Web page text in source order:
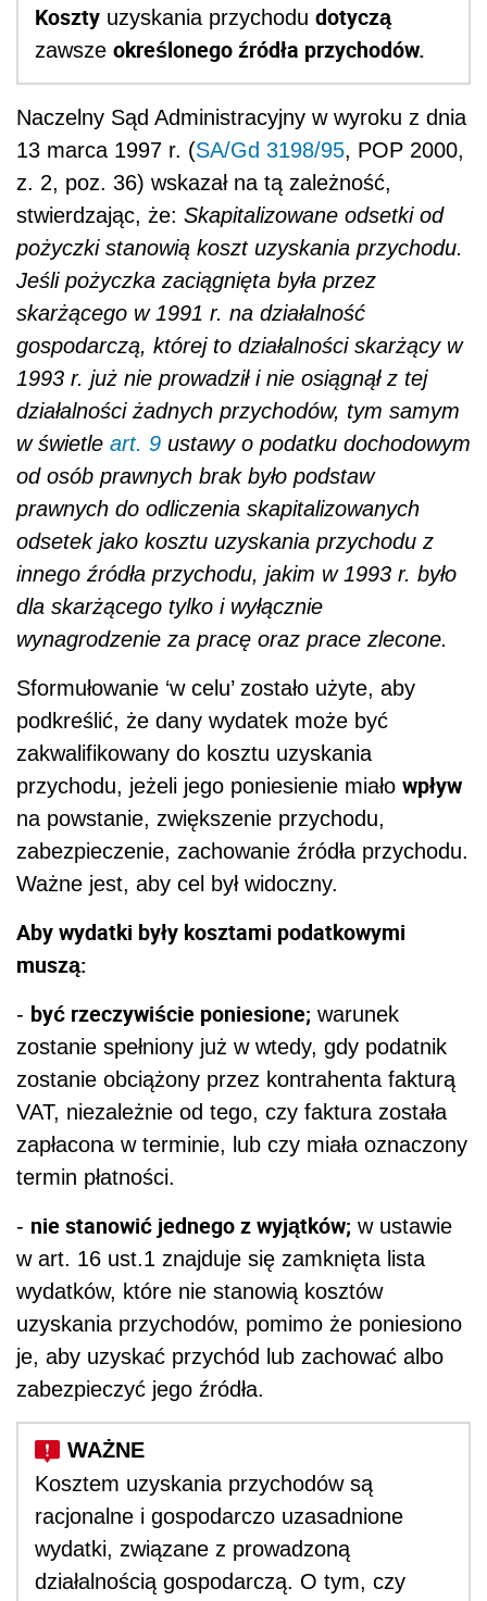
Koszty uzyskania przychodu dotyczą
zawsze określonego źródła przychodów.
Naczelny Sąd Administracyjny w wyroku z dnia
13 marca 1997 r. (SA/Gd 3198/95, POP 2000,
z. 2, poz. 36) wskazał na tą zależność,
stwierdzając, że: Skapitalizowane odsetki od
pożyczki stanowią koszt uzyskania przychodu.
Jeśli pożyczka zaciągnięta była przez
skarżącego w 1991 r. na działalność
gospodarczą, której to działalności skarżący w
1993 r. już nie prowadził i nie osiągnął z tej
działalności żadnych przychodów, tym samym
w świetle art. 9 ustawy o podatku dochodowym
od osób prawnych brak było podstaw
prawnych do odliczenia skapitalizowanych
odsetek jako kosztu uzyskania przychodu z
innego źródła przychodu, jakim w 1993 r. było
dla skarżącego tylko i wyłącznie
wynagrodzenie za pracę oraz prace zlecone.
Sformułowanie ‘w celu’ zostało użyte, aby
podkreślić, że dany wydatek może być
zakwalifikowany do kosztu uzyskania
przychodu, jeżeli jego poniesienie miało wpływ
na powstanie, zwiększenie przychodu,
zabezpieczenie, zachowanie źródła przychodu.
Ważne jest, aby cel był widoczny.
Aby wydatki były kosztami podatkowymi
muszą:
- być rzeczywiście poniesione; warunek
zostanie spełniony już w wtedy, gdy podatnik
zostanie obciążony przez kontrahenta fakturą
VAT, niezależnie od tego, czy faktura została
zapłacona w terminie, lub czy miała oznaczony
termin płatności.
- nie stanowić jednego z wyjątków; w ustawie
w art. 16 ust.1 znajduje się zamknięta lista
wydatków, które nie stanowią kosztów
uzyskania przychodów, pomimo że poniesiono
je, aby uzyskać przychód lub zachować albo
zabezpieczyć jego źródła.
Kosztem uzyskania przychodów są
racjonalne i gospodarczo uzasadnione
wydatki, związane z prowadzoną
działalnością gospodarczą. O tym, czy